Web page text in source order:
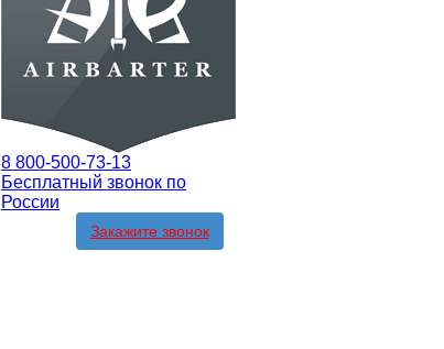
8 800-500-73-13
Бесплатный звонок по
России
Закажите звонок